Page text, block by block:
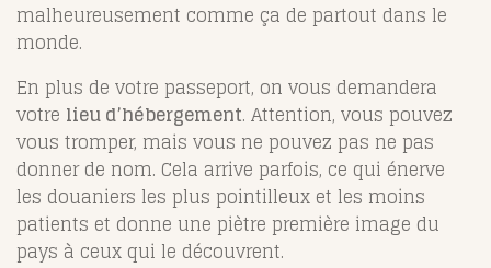
malheureusement comme ça de partout dans le
monde.
En plus de votre passeport, on vous demandera
votre lieu d’hébergement. Attention, vous pouvez
vous tromper, mais vous ne pouvez pas ne pas
donner de nom. Cela arrive parfois, ce qui énerve
les douaniers les plus pointilleux et les moins
patients et donne une piètre première image du
pays à ceux qui le découvrent.